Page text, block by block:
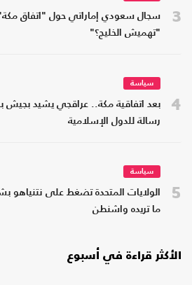
3
سجال سعودي إماراتي حول "اتفاق
"تهميش الخليج؟"
4
سياسة
بعد اتفاقية مكة.. عراقجي يشيد بجيش
رسالة للدول الإسلامية
5
سياسة
الولايات المتحدة تضغط على نتنياهو
ما تريده واشنطن
الأكثر قراءة في أسبوع